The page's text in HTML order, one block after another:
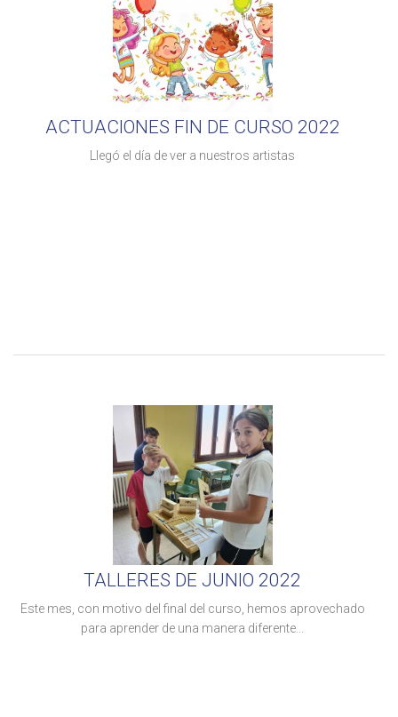
ACTUACIONES FIN DE CURSO 2022
Llegó el día de ver a nuestros artistas
TALLERES DE JUNIO 2022
Este mes, con motivo del final del curso, hemos aprovechado
para aprender de una manera diferente...